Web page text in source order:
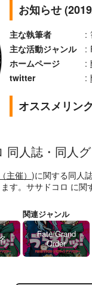
お知らせ
主な執筆者 :
主な活動ジャンル
:
ホームページ
:
twitter
:
オススメリンク
同人誌・同人
主催） )に関する同人
す。ササドコロ に関
関連ジャンル
Fate/Grand
Order